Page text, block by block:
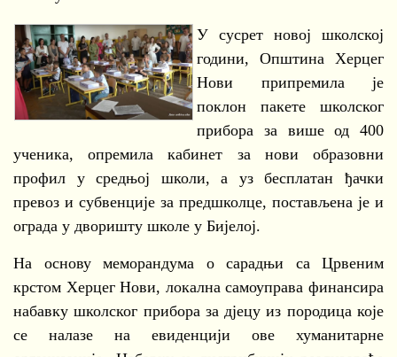
У сусрет новој школској
години, Општина Херцег
Нови припремила је
поклон пакете школског
прибора за више од 400
ученика, опремила кабинет за нови образовни
профил у средњој школи, а уз бесплатан ђачки
превоз и субвенције за предшколце, постављена је и
ограда у дворишту школе у Бијелој.
На основу меморандума о сарадњи са Црвеним
крстом Херцег Нови, локална самоуправа финансира
набавку школског прибора за дјецу из породица које
се налазе на евиденцији ове хуманитарне